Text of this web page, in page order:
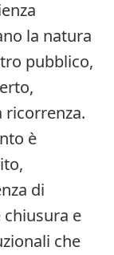
la natura
pubblico,
ricorrenza.
è
di
e
che